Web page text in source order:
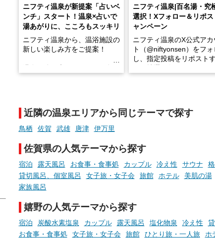
ニフティ温泉が新提案「占いベ
ンチ」スタート！温泉×占いで
湯あがりに、こころもスッキリ
ニフティ温泉から、温浴施設の
新しい楽しみ方をご提案！
手相やタロットなど気軽に楽し
める占いで、“ととのう”おふろ
時間を、もっと特別に。
ニフティ温泉|百名湯・究
選択！Xフォロー＆リポス
ャンペーン
ニフティ温泉のX公式アカ
ト（@niftyonsen）をフォ
し、指定投稿をリポスト
近隣の温泉エリアから同じテーマで探す
鳥栖 佐賀 武雄 唐津 伊万里
佐賀県の人気テーマから探す
宿泊 露天風呂 お食事・食事処 カップル 冷え性 サウナ
貸切風呂、個室風呂
女子旅・女子会 旅館 ホテル 美肌の湯
家族風呂
嬉野の人気テーマから探す
宿泊 炭酸水素塩泉 カップル 露天風呂 塩化物泉 冷え性
お食事・食事処
女子旅・女子会 旅館 ひとり旅・一人旅 ホ